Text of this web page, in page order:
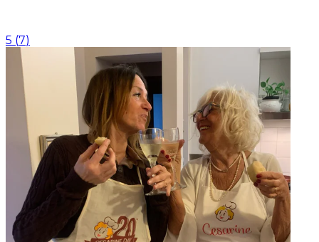
5 (7)